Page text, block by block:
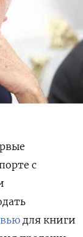
с
для книги